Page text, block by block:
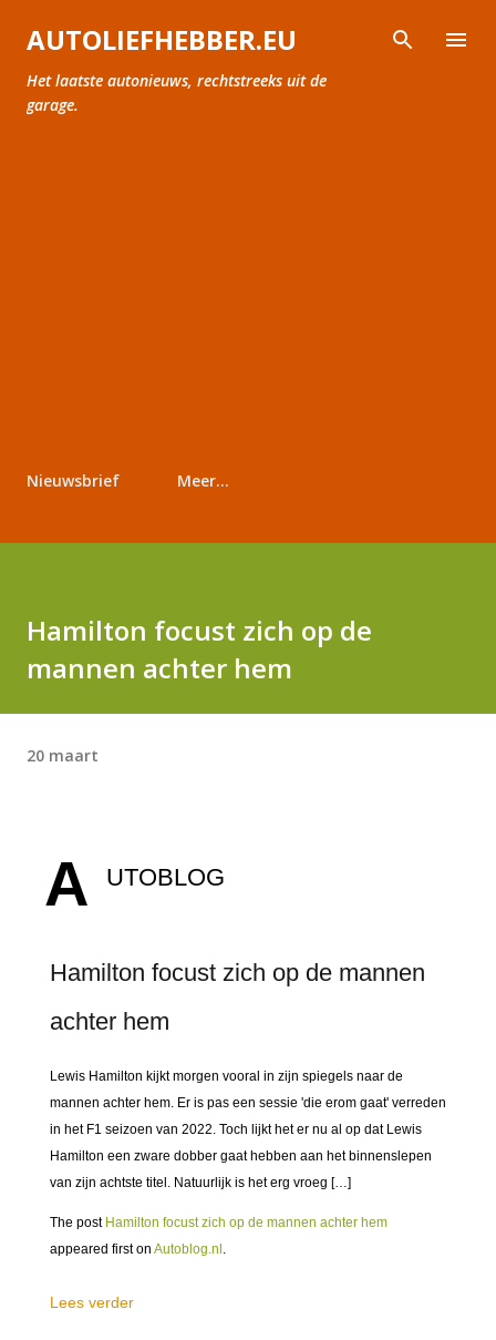
Doorgaan naar hoofdcontent
AUTOLIEFHEBBER.EU
Het laatste autonieuws, rechtstreeks uit de
garage.
Nieuwsbrief Meer…
Hamilton focust zich op de
mannen achter hem
20 maart
A UTOBLOG
Hamilton focust zich op de mannen
achter hem
Lewis Hamilton kijkt morgen vooral in zijn spiegels naar de
mannen achter hem. Er is pas een sessie 'die erom gaat' verreden
in het F1 seizoen van 2022. Toch lijkt het er nu al op dat Lewis
Hamilton een zware dobber gaat hebben aan het binnenslepen
van zijn achtste titel. Natuurlijk is het erg vroeg […]
The post Hamilton focust zich op de mannen achter hem
appeared first on Autoblog.nl .
Lees verder